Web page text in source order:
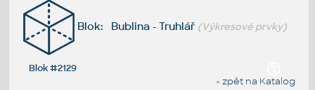
Blok: Bublina - Truhlář (Výkresové prvky)
Blok #2129
« zpět na Katalog